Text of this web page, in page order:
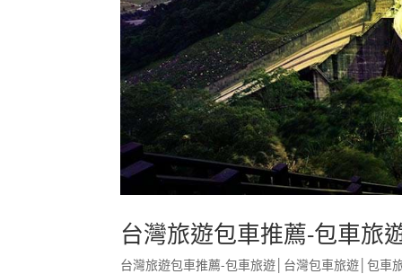
台灣旅遊包車推薦-包車旅
台灣旅遊包車推薦-包車旅遊│台灣包車旅遊│包車